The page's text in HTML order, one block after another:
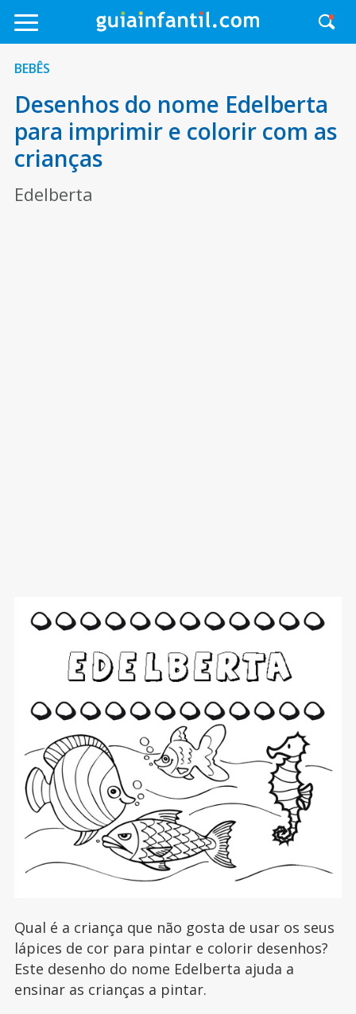
BEBÊS
Desenhos do nome Edelberta
para imprimir e colorir com as
crianças
Edelberta
Qual é a criança que não gosta de usar os seus
lápices de cor para pintar e colorir desenhos?
Este desenho do nome Edelberta ajuda a
ensinar as crianças a pintar.